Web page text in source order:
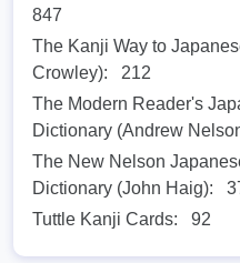
847
The Kanji Way to
Crowley):
212
The Modern Reader's
Dictionary (Andrew
The New Nelson
Dictionary (John Haig):
Tuttle Kanji Cards:
92